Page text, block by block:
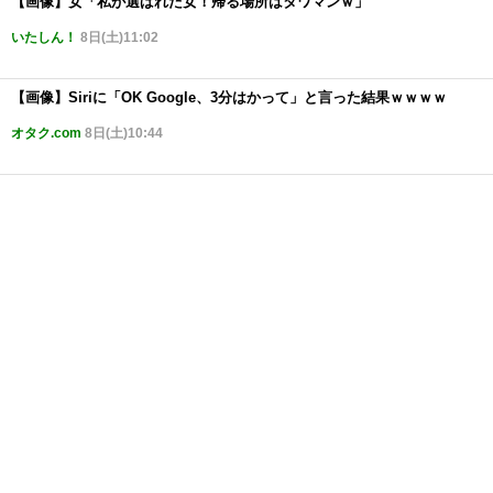
いたしん！ 8日(土)11:02
【画像】Siriに「OK Google、3分はかって」と言った結果ｗｗｗｗ
オタク.com 8日(土)10:44